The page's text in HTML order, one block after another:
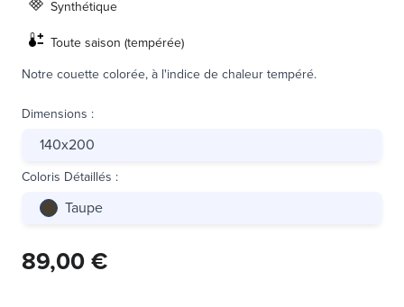
Synthétique
Toute saison (tempérée)
Notre couette colorée, à l'indice de chaleur tempéré.
Dimensions :
140x200
Coloris Détaillés :
Taupe
89,00 €